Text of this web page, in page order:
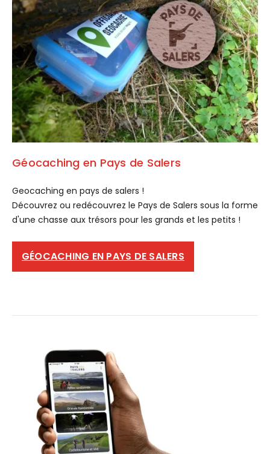
Géocaching en Pays de Salers
Geocaching en pays de salers !
Découvrez ou redécouvrez le Pays de Salers sous la forme
d'une chasse aux trésors pour les grands et les petits !
GÉOCACHING EN PAYS DE SALERS